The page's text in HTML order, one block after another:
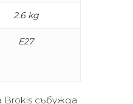
2.6 kg
E27
Brokis събужда